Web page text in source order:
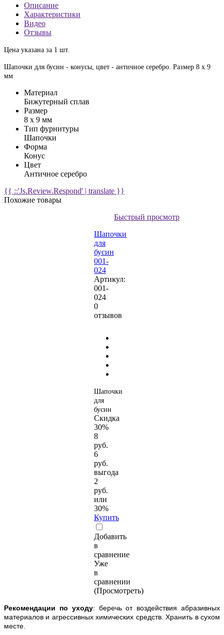
Описание
Характеристики
Видео
Отзывы
Цена указана за 1 шт.
Шапочки для бусин - конусы, цвет - античное серебро. Размер 8 х 9
мм
Материал
Бижутерный сплав
Размер
8 х 9 мм
Тип фурнитуры
Шапочки
Форма
Конус
Цвет
Античное серебро
{{ ::'Js.Review.Respond' | translate }}
Похожие товары
Быстрый просмотр
Шапочки
для
бусин
001-
024
Артикул:
001-
024
0
отзывов
Шапочки
для
бусин
Скидка
30%
8
руб.
6
руб.
выгода
2
руб.
или
30%
Купить
Добавить
в
сравнение
Уже
в
сравнении
(Просмотреть)
Рекомендации по уходу: беречь от воздействия абразивных
материалов и агрессивных химических средств. Хранить в сухом
месте.